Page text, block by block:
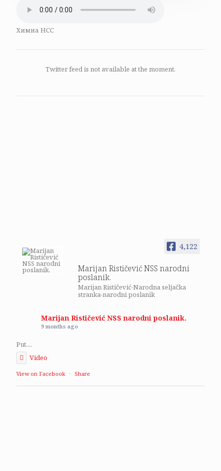
Химна НСС
Twitter feed is not available at the moment.
4,122
Marijan Rističević NSS narodni
poslanik.
Marijan Rističević-Narodna seljačka
stranka-narodni poslanik
Marijan Rističević NSS narodni poslanik.
9 months ago
Put....
Video
View on Facebook · Share